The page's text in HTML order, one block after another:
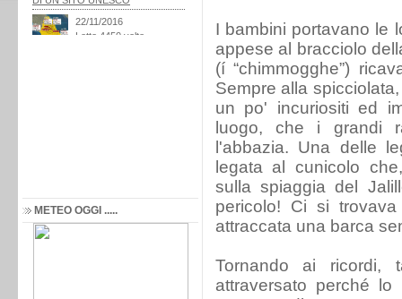
METEO OGGI .....
I bambini portavano le
appese al bracciolo
(í “chimmogghe”)
Sempre alla
un po' incuriositi ed
luogo, che i grandi
l'abbazia. Una delle
legata al cunicolo
sulla spiaggia del
pericolo! Ci si
attraccata una barca
Tornando ai
attraversato perché